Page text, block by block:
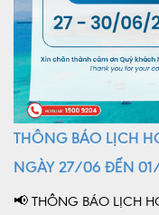
Bảo hiểm Y tế
Bảo lãnh viện phí
THÔNG BÁO LỊCH
NGÀY 27/06 ĐẾN
📢 THÔNG BÁO LỊCH